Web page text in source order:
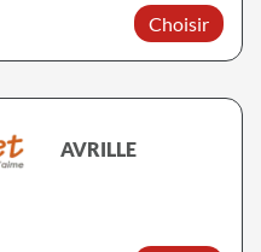
Choisir
AVRILLE